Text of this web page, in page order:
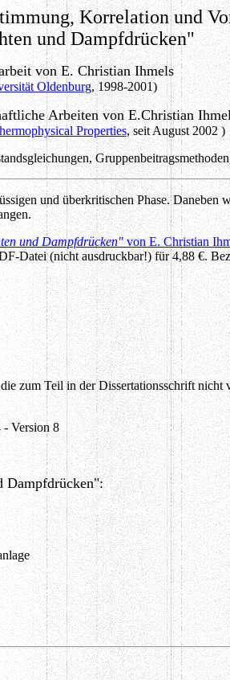
Korrelation und
und Dampfdrücken"
von E. Christian Ihmels
Oldenburg, 1998-2001)
Arbeiten von E.Christian
Properties, seit August 2002 )
und überkritischen Phase. Daneben
und Dampfdrücken"von E. Christian
Datei (nicht ausdruckbar!) für 4,88 €.
zum Teil in der Dissertationsschrift
- Version 8
Dampfdrücken":